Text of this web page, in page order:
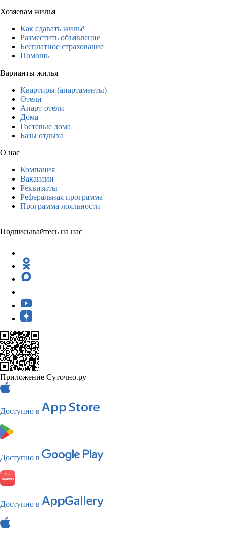
Хозяевам жилья
Как сдавать жильё
Разместить объявление
Бесплатное страхование
Помощь
Варианты жилья
Квартиры (апартаменты)
Отели
Апарт-отели
Дома
Гостевые дома
Базы отдыха
О нас
Компания
Вакансии
Реквизиты
Реферальная программа
Программа лояльности
Подписывайтесь на нас
Приложение Суточно.ру
Доступно в
Доступно в
Доступно в